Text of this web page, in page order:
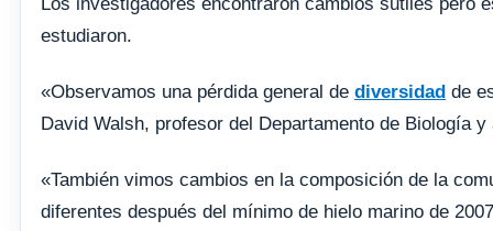
Los investigadores encontraron cambios sutiles pero
estudiaron.
«Observamos una pérdida general de diversidad de
David Walsh, profesor del Departamento de Biología
«También vimos cambios en la composición de la
diferentes después del mínimo de hielo marino de